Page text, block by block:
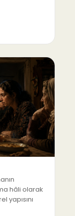
hâli olarak
yapısını